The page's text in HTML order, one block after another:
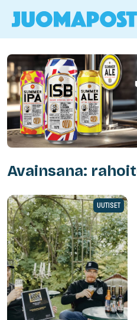
Avainsana:
UUTISET